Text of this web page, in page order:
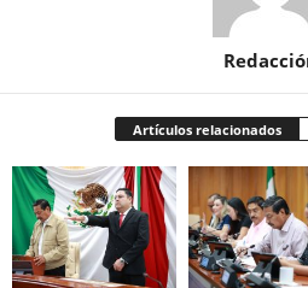
Artículos relacionados